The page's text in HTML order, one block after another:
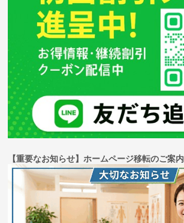
【重要なお知らせ】ホームページ移転のご案内